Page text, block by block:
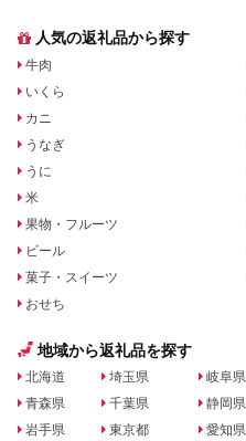
人気の返礼品から探す
牛肉
いくら
カニ
うなぎ
うに
米
果物・フルーツ
ビール
菓子・スイーツ
おせち
地域から返礼品を探す
北海道
青森県
岩手県
埼玉県
千葉県
東京都
岐阜県
静岡県
愛知県